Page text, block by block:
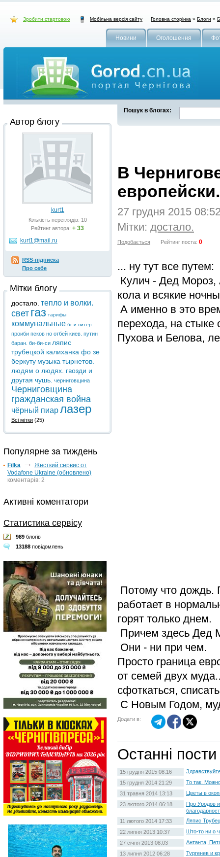
Зробити стартовою Мобільна версія сайту Головна сторінка » Блоги »
Новини Оголошення
Пошук в блогах:
В
27 грудня 2015
Мітки: достало.
Подобається Рейтинг поста: 0
... ну тут все путем:
Кулич - Дед Мороз,
кола и всякие
А именно в это
перехода, на
Пухова и Белова,
Потому что дождь.
работает в
горят только днем.
Причем здесь Дед
Они - ни при чем.
Просто граница
от семей двух
сфоткаться,
С Новым Годом,
Додати в:
Останні
15 грудня 2015 08:16
15 грудня 2014 21:29
То так.
31 травня 2014 13:13
Цветы в
23 лютого 2014 06:18
Про Уродов
11 лютого 2014 17:33
Ляпис
22 липня 2013 10:37
Што-то ни о
27 січня 2013 08:03
Антанта,
13 липня 2012 06:28
Тургенев и
Автор блогу
kurt1
Кількість переглядів: 10
Рейтинг автора: + 33
kurt1@mail.ru
RSS-підписка
Про себе
Мітки блогу
достало. тепло и волки.
свет газ тарифы
коммунальные бг и питер.
проиби псков но отбей киев. путин
баран. би-би-си ляпис
трубецкой калиханка фо зе
беркуту музыка тырнетов.
людям о людях. гвозди и
другая чушь. черниговщина
Черниговщина
гражданская война
чёрный пиарлазер
Всі мітки (25)
Популярне за тиждень
Filka
Жесткий сервис от
Vodafone Ukraine (обновлено)
коментарів: 2
Активні коментатори
Статистика сервісу
989 блогів
13188 повідомлень